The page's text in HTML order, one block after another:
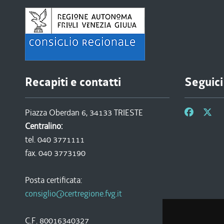
Recapiti e contatti
Piazza Oberdan 6, 34133 TRIESTE
Centralino:
tel. 040 3771111
fax. 040 3773190
Posta certificata:
consiglio@certregione.fvg.it
C.F. 80016340327